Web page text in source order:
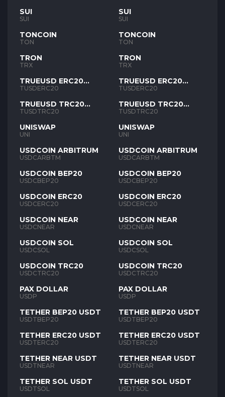
SUI
SUI
TONCOIN
TON
TRON
TRX
TRUEUSD ERC20
TUSD
TUSDERC20
TRUEUSD TRC20
TUSD
TUSDTRC20
UNISWAP
UNI
USDCOIN ARBITRUM
USDCARBTM
USDCOIN BEP20
USDCBEP20
USDCOIN ERC20
USDCERC20
USDCOIN NEAR
USDCNEAR
USDCOIN SOL
USDCSOL
USDCOIN TRC20
USDCTRC20
PAX DOLLAR
USDP
TETHER BEP20 USDT
USDTBEP20
TETHER ERC20 USDT
USDTERC20
TETHER NEAR USDT
USDTNEAR
TETHER SOL USDT
USDTSOL
SUI
SUI
TONCOIN
TON
TRON
TRX
TRUEUSD ERC20
TUSD
TUSDERC20
TRUEUSD TRC20
TUSD
TUSDTRC20
UNISWAP
UNI
USDCOIN ARBITRUM
USDCARBTM
USDCOIN BEP20
USDCBEP20
USDCOIN ERC20
USDCERC20
USDCOIN NEAR
USDCNEAR
USDCOIN SOL
USDCSOL
USDCOIN TRC20
USDCTRC20
PAX DOLLAR
USDP
TETHER BEP20 USDT
USDTBEP20
TETHER ERC20 USDT
USDTERC20
TETHER NEAR USDT
USDTNEAR
TETHER SOL USDT
USDTSOL